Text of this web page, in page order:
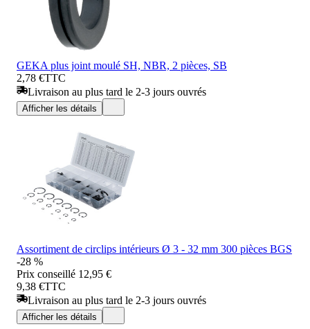
GEKA plus joint moulé SH, NBR, 2 pièces, SB
2,78 €TTC
Livraison au plus tard le 2-3 jours ouvrés
Afficher les détails
Assortiment de circlips intérieurs Ø 3 - 32 mm 300 pièces BGS
-28 %
Prix conseillé 12,95 €
9,38 €TTC
Livraison au plus tard le 2-3 jours ouvrés
Afficher les détails